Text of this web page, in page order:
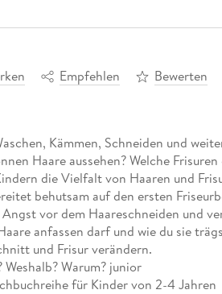
Empfehlen Bewerten
Kämmen, Schneiden und
Haare aussehen? Welche
die Vielfalt von Haaren und
behutsam auf den ersten
vor dem Haareschneiden und
anfassen darf und wie du sie
und Frisur verändern.
Weshalb? Warum? junior
für Kinder von 2-4 Jahren